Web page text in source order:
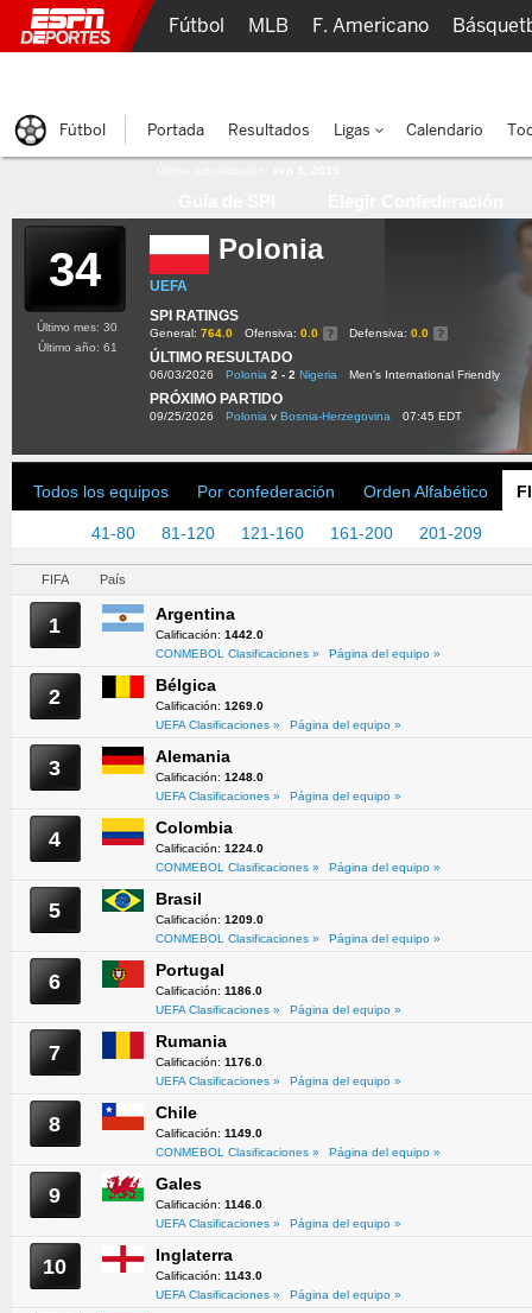
34 Polonia
UEFA
SPI RATINGS
General: 764.0 Ofensiva: 0.0 Defensiva: 0.0
ÚLTIMO RESULTADO
06/03/2026 Polonia 2 - 2 Nigeria Men's International Friendly
PRÓXIMO PARTIDO
09/25/2026 Polonia v Bosnia-Herzegovina 07:45 EDT
Último mes: 30
Último año: 61
Todos los equipos Por confederación Orden Alfabético
41-80 81-120 121-160 161-200 201-209
FIFA País
1 Argentina
Calificación: 1442.0
CONMEBOL Clasificaciones »
Página del equipo »
2 Bélgica
Calificación: 1269.0
UEFA Clasificaciones »
Página del equipo »
3 Alemania
Calificación: 1248.0
UEFA Clasificaciones »
Página del equipo »
4 Colombia
Calificación: 1224.0
CONMEBOL Clasificaciones »
Página del equipo »
5 Brasil
Calificación: 1209.0
CONMEBOL Clasificaciones »
Página del equipo »
6 Portugal
Calificación: 1186.0
UEFA Clasificaciones »
Página del equipo »
7 Rumania
Calificación: 1176.0
UEFA Clasificaciones »
Página del equipo »
8 Chile
Calificación: 1149.0
CONMEBOL Clasificaciones »
Página del equipo »
9 Gales
Calificación: 1146.0
UEFA Clasificaciones »
Página del equipo »
10 Inglaterra
Calificación: 1143.0
UEFA Clasificaciones »
Página del equipo »
Fútbol MLB F. Americano
Fútbol Portada Resultados Ligas Calendario